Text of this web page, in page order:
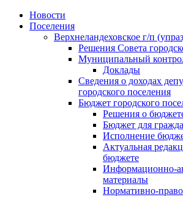
Skip
Новости
Поселения
Верхнеландеховское г/п
Решения Совета
Муниципальный
Доклады
Сведения о доходах
городского поселения
Бюджет городского
Решения о
Бюджет для
Исполнение
Актуальная
бюджете
Информационно-
материалы
Нормативно-